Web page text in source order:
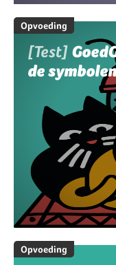
Opvoeding
[Test]
de
Opvoeding